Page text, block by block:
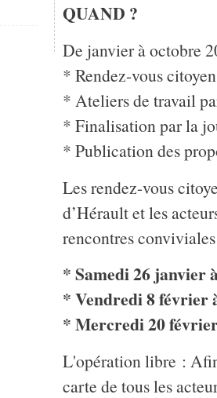
QUAND ?
De janvier à octobre
* Rendez-vous
* Ateliers de travail
* Finalisation par la
* Publication des
Les rendez-vous
d’Hérault et les
rencontres
* Samedi 26 janvier
* Vendredi 8 février
* Mercredi 20
L'opération libre :
carte de tous les